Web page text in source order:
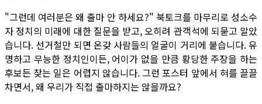
"그런데 여러분은 왜 출마 안 하세요?" 북토크를 마무리로 성소수
자 정치의 미래에 대한 질문을 받고, 오히려 관객석에 되묻고 말았
습니다. 선거철만 되면 온갖 사람들의 얼굴이 거리에 붙습니다. 유
명하고 무능한 정치인이든, 어이가 없을 만큼 황당한 주장을 하는
후보든 찾는 일은 어렵지 않습니다. 그런 포스터 앞에서 혀를 끌끌
차면서, 왜 우리가 직접 출마하지는 않을까요?